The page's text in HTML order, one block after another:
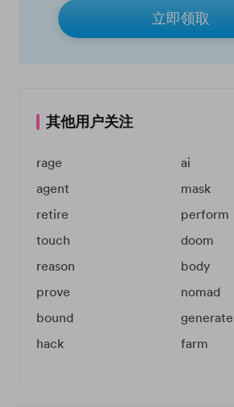
立即领取
其他用户关注
rage
ai
agent
mask
retire
perform
touch
doom
reason
body
prove
nomad
bound
generate
hack
farm